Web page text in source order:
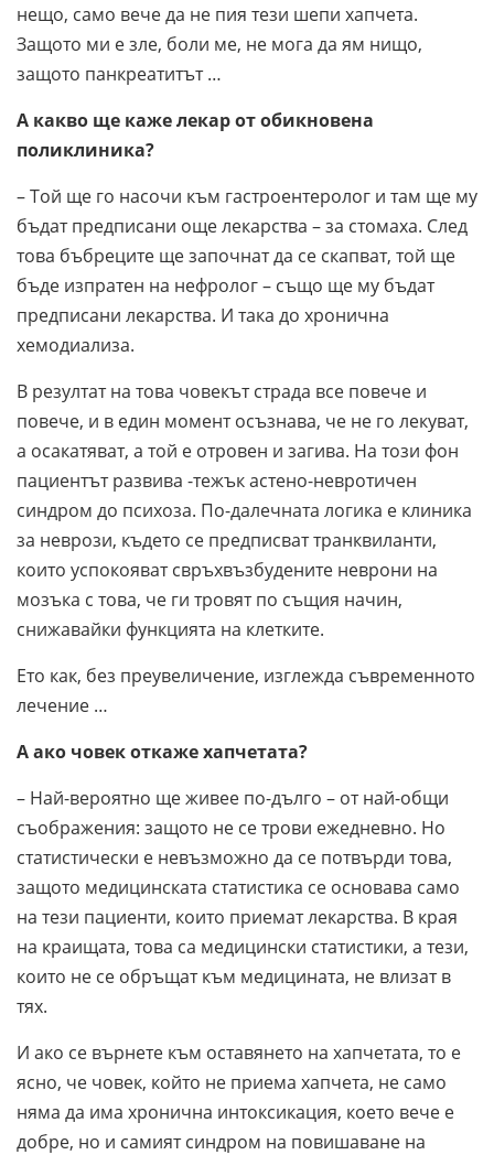
нещо, само вече да не пия тези шепи хапчета.
Защото ми е зле, боли ме, не мога да ям нищо,
защото панкреатитът …
А какво ще каже лекар от обикновена
поликлиника?
– Той ще го насочи към гастроентеролог и там ще му
бъдат предписани още лекарства – за стомаха. След
това бъбреците ще започнат да се скапват, той ще
бъде изпратен на нефролог – също ще му бъдат
предписани лекарства. И така до хронична
хемодиализа.
В резултат на това човекът страда все повече и
повече, и в един момент осъзнава, че не го лекуват,
а осакатяват, а той е отровен и загива. На този фон
пациентът развива -тежък астено-невротичен
синдром до психоза. По-далечната логика е клиника
за неврози, където се предписват транквиланти,
които успокояват свръхвъзбудените неврони на
мозъка с това, че ги тровят по същия начин,
снижавайки функцията на клетките.
Ето как, без преувеличение, изглежда съвременното
лечение …
А ако човек откаже хапчетата?
– Най-вероятно ще живее по-дълго – от най-общи
съображения: защото не се трови ежедневно. Но
статистически е невъзможно да се потвърди това,
защото медицинската статистика се основава само
на тези пациенти, които приемат лекарства. В края
на краищата, това са медицински статистики, а тези,
които не се обръщат към медицината, не влизат в
тях.
И ако се върнете към оставянето на хапчетата, то е
ясно, че човек, който не приема хапчета, не само
няма да има хронична интоксикация, което вече е
добре, но и самият синдром на повишаване на